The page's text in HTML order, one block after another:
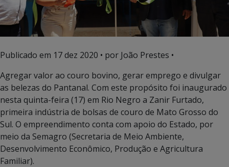
Publicado em 17 dez 2020 • por João Prestes •
Agregar valor ao couro bovino, gerar emprego e divulgar
as belezas do Pantanal. Com este propósito foi inaugurado
nesta quinta-feira (17) em Rio Negro a Zanir Furtado,
primeira indústria de bolsas de couro de Mato Grosso do
Sul. O empreendimento conta com apoio do Estado, por
meio da Semagro (Secretaria de Meio Ambiente,
Desenvolvimento Econômico, Produção e Agricultura
Familiar).